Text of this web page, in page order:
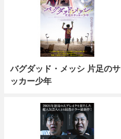
バグダッド・メッシ 片足のサ
ッカー少年